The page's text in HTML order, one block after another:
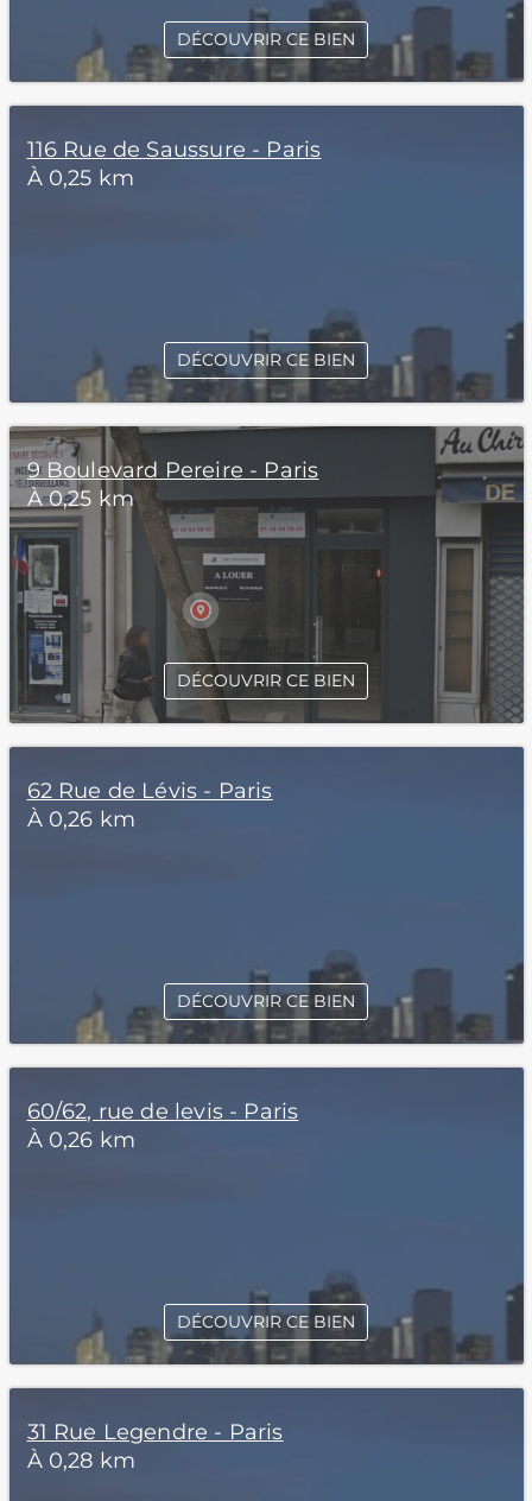
DÉCOUVRIR CE BIEN
116 Rue de Saussure - Paris
À 0,25 km
DÉCOUVRIR CE BIEN
9 Boulevard Pereire - Paris
À 0,25 km
DÉCOUVRIR CE BIEN
62 Rue de Lévis - Paris
À 0,26 km
DÉCOUVRIR CE BIEN
60/62, rue de levis - Paris
À 0,26 km
DÉCOUVRIR CE BIEN
31 Rue Legendre - Paris
À 0,28 km